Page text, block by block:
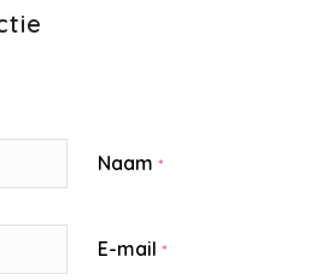
Naam*
E-mail*